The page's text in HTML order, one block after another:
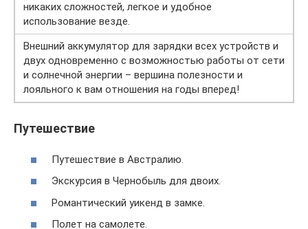
никаких сложностей, легкое и удобное
использование везде.
Внешний аккумулятор для зарядки всех устройств и
двух одновременно с возможностью работы от сети
и солнечной энергии – вершина полезности и
лояльного к вам отношения на годы вперед!
Путешествие
Путешествие в Австралию.
Экскурсия в Чернобыль для двоих.
Романтический уикенд в замке.
Полет на самолете.